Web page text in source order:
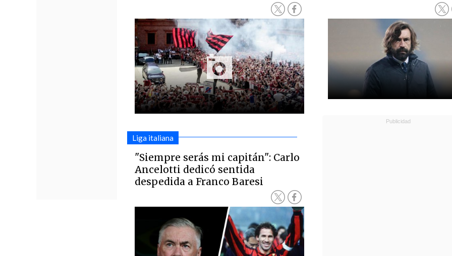
Liga italiana
"Siempre serás mi capitán": Carlo
Ancelotti dedicó sentida
despedida a Franco Baresi